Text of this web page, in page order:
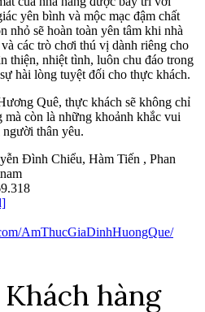
yên bình và mộc mạc đậm chất
nhỏ sẽ hoàn toàn yên tâm khi nhà
các trò chơi thú vị dành riêng cho
thiện, nhiệt tình, luôn chu đáo trong
hài lòng tuyệt đối cho thực khách.
Quê, thực khách sẽ không chỉ
còn là những khoảnh khắc vui
thân yêu.
Đình Chiểu, Hàm Tiến , Phan
AmThucGiaDinhHuongQue/
hàng